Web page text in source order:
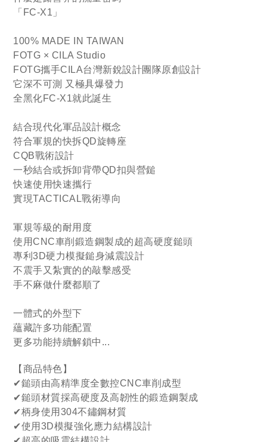
「FC-X1」
100% MADE IN TAIWAN
FOTG × CILA Studio
FOTG攜手CILA台灣新銳設計團隊原創設計
它深不可測 又極具爆發力
全黑化FC-X1就此誕生
結合現代化軍品設計概念
符合軍規的快拆QD旋轉座
CQB戰術設計
一秒結合或拆卸背帶QD扣與營鎚
快速使用快速攜行
實現TACTICAL戰術導向
軍規等級的耐用度
使用CNC車削鍛造鋼製成的超高硬度鎚頭
專利3D硬力模擬鎚身減震設計
不震手又紮實的的敲擊感受
手不麻做什麼都順了
一體式的外型下
蘊藏許多功能配置
更多功能持續解鎖中...
【商品特色】
✔鎚頭由高精準度全數控CNC車削成型
✔鎚頭材質採高硬度及高韌性的鍛造鋼製成
✔柄身使用304不鏽鋼材質
✔使用3D模擬強化應力結構設計